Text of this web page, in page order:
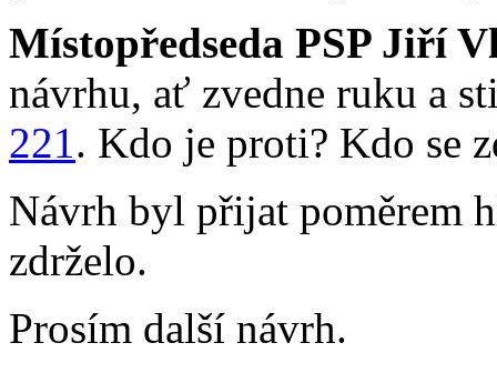
Místopředseda PSP Jiří
návrhu, ať zvedne ruku a
221. Kdo je proti? Kdo se
Návrh byl přijat poměrem
zdrželo.
Prosím další návrh.